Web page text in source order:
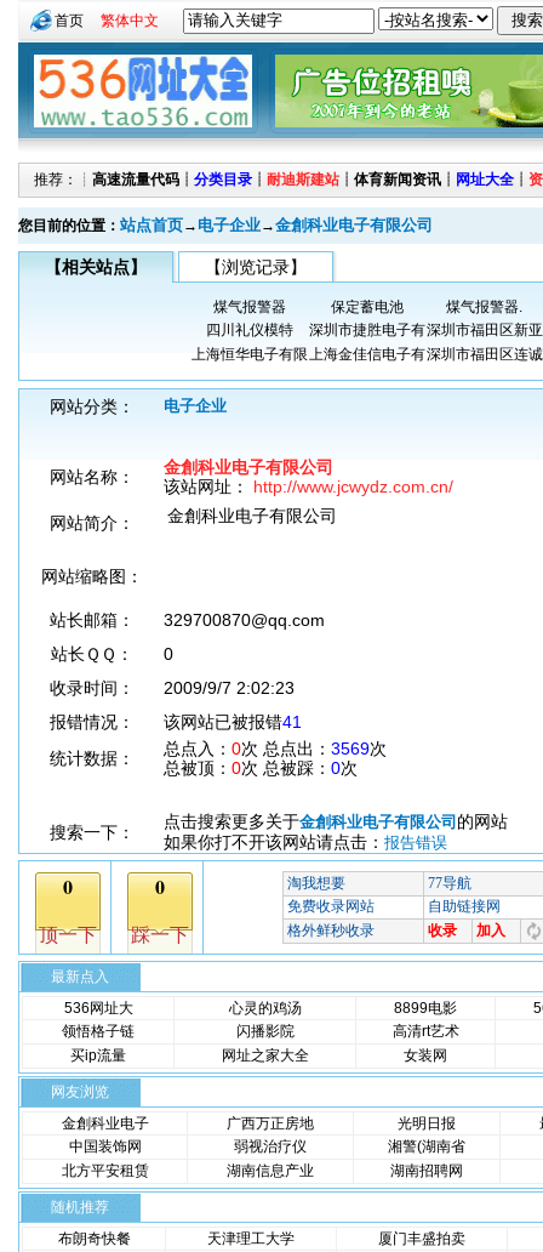
首页 繁体中文
推荐：┊ 高速流量代码 ┊ 分类目录 ┊ 耐迪斯建站 ┊ 体育新闻资讯 ┊ 网址大全 ┊
您目前的位置： 站点首页→ 电子企业→金創科业电子有限公司
【相关站点】 【浏览记录】
煤气报警器 保定蓄电池
煤气报警器.
四川礼仪模特
深圳市捷胜电子有深圳市福田区新亚
上海恒华电子有限上海金佳信电子有深圳市福田区连诚
网站分类： 电子企业
网站名称：
金創科业电子有限公司
该站网址： http://www.jcwydz.com.cn/
网站简介：
金創科业电子有限公司
网站缩略图：
站长邮箱：
329700870@qq.com
站长ＱＱ：
0
收录时间：
2009/9/7 2:02:23
报错情况：
该网站已被报错41
统计数据：
总点入： 0次 总点出： 3569次
总被顶： 0次 总被踩： 0次
搜索一下：
点击搜索更多关于金創科业电子有限公司 的网站
如果你打不开该网站请点击： 报告错误
最新点入
536网址大
心灵的鸡汤 8899电影
领悟格子链
闪播影院
高清rt艺术
买ip流量
网址之家大全 女装网
网友浏览
金創科业电子
广西万正房地 光明日报
中国装饰网
弱视治疗仪
湘警(湖南省
北方平安租赁
湖南信息产业 湖南招聘网
随机推荐
布朗奇快餐
天津理工大学
厦门丰盛拍卖